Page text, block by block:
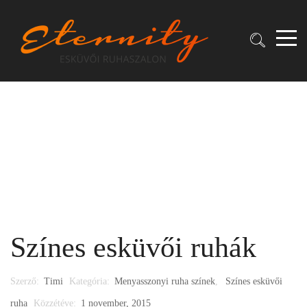
Színes esküvői ruhák
Szerző: Timi Kategória: Menyasszonyi ruha színek, Színes esküvői
ruha Közzétéve: 1 november, 2015